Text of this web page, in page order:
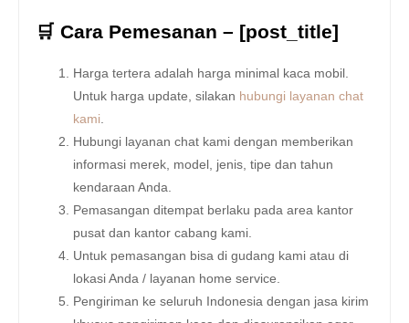
🛒 Cara Pemesanan – [post_title]
Harga tertera adalah harga minimal kaca mobil.
Untuk harga update, silakan hubungi layanan chat
kami
Hubungi layanan chat kami dengan memberikan
informasi merek, model, jenis, tipe dan tahun
kendaraan Anda.
Pemasangan ditempat berlaku pada area kantor
pusat dan kantor cabang kami.
Untuk pemasangan bisa di gudang kami atau di
lokasi Anda / layanan home service.
Pengiriman ke seluruh Indonesia dengan jasa kirim